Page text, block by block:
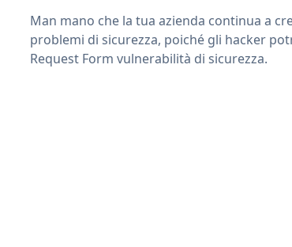
Man mano che la tua azienda continua a
problemi di sicurezza, poiché gli hacker
Request Form vulnerabilità di sicurezza.